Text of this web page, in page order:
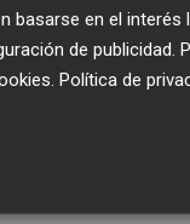
“que
y piezas de
y el cuerpo,
basarse en el
de publicidad .
Política de